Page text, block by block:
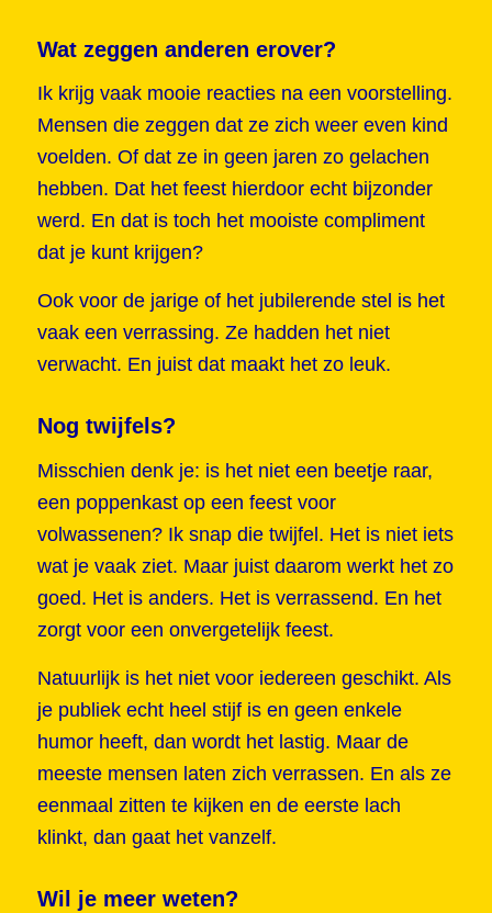
Wat zeggen anderen erover?
Ik krijg vaak mooie reacties na een voorstelling.
Mensen die zeggen dat ze zich weer even kind
voelden. Of dat ze in geen jaren zo gelachen
hebben. Dat het feest hierdoor echt bijzonder
werd. En dat is toch het mooiste compliment
dat je kunt krijgen?
Ook voor de jarige of het jubilerende stel is het
vaak een verrassing. Ze hadden het niet
verwacht. En juist dat maakt het zo leuk.
Nog twijfels?
Misschien denk je: is het niet een beetje raar,
een poppenkast op een feest voor
volwassenen? Ik snap die twijfel. Het is niet iets
wat je vaak ziet. Maar juist daarom werkt het zo
goed. Het is anders. Het is verrassend. En het
zorgt voor een onvergetelijk feest.
Natuurlijk is het niet voor iedereen geschikt. Als
je publiek echt heel stijf is en geen enkele
humor heeft, dan wordt het lastig. Maar de
meeste mensen laten zich verrassen. En als ze
eenmaal zitten te kijken en de eerste lach
klinkt, dan gaat het vanzelf.
Wil je meer weten?